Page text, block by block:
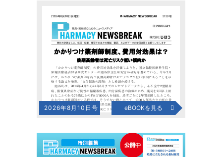
2026年8月10日号 eBOOKを見る